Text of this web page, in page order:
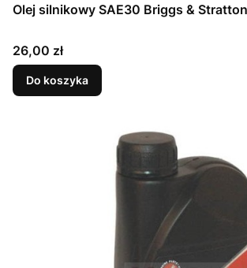
Olej silnikowy SAE30 Briggs &
Cena
26,00 zł
Do koszyka